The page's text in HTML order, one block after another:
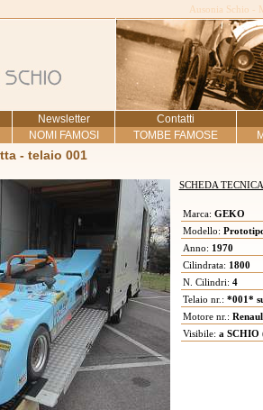
Ausonia Schio -
Newsletter Contatti
NOMI FAMOSI TOMBE FAMOSE
- telaio 001
SCHEDA TECNICA
Marca: GEKO
Modello:
Anno: 1970
Cilindrata: 1800
N. Cilindri: 4
Telaio nr.: *001*
Motore nr.:
Visibile: a SCHIO